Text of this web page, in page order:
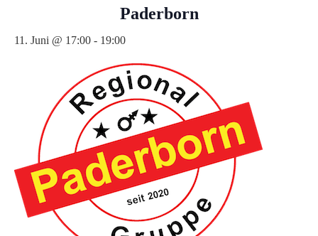
Paderborn
11. Juni @ 17:00 - 19:00